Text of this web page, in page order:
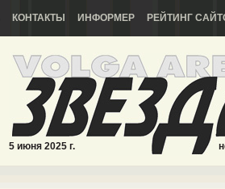
КОНТАКТЫ ИНФОРМЕР РЕЙТИНГ
5 июня 2025 г.